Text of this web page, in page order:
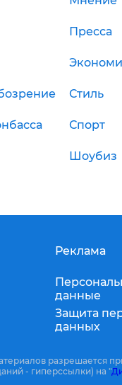
Пресса
Стиль
Спорт
Шоубиз
Реклама
данные
Защита
данных
разрешается
- гиперссылки) на "